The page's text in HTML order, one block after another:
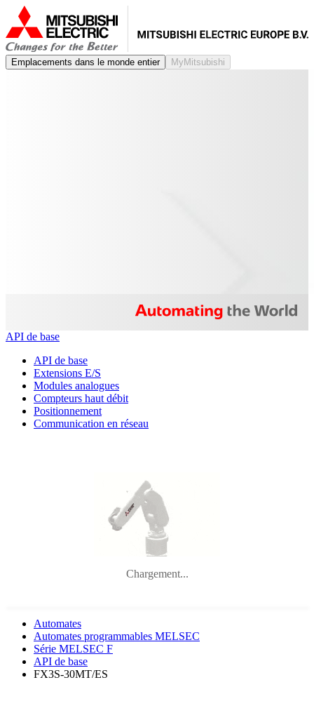
Emplacements dans le monde entier MyMitsubishi
API de base
API de base
Extensions E/S
Modules analogues
Compteurs haut débit
Positionnement
Communication en réseau
Chargement...
Automates
Automates programmables MELSEC
Série MELSEC F
API de base
FX3S-30MT/ES